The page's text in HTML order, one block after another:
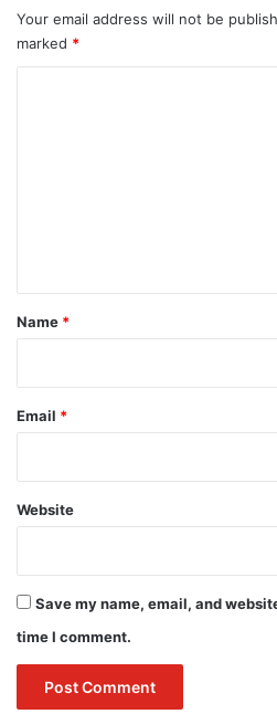
Your email address will not be
marked *
*
Name *
Email *
Website
Save my name, email, and
time I comment.